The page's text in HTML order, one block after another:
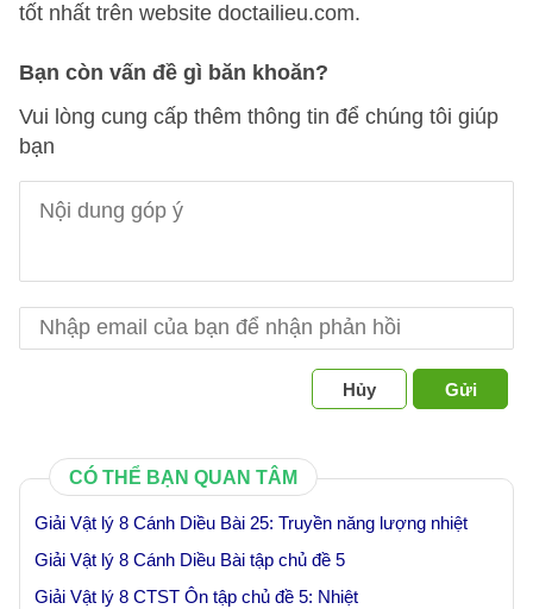
tốt nhất trên website doctailieu.com.
Bạn còn vấn đề gì băn khoăn?
Vui lòng cung cấp thêm thông tin để chúng tôi giúp
bạn
Hủy Gửi
CÓ THỂ BẠN QUAN TÂM
Giải Vật lý 8 Cánh Diều Bài 25: Truyền năng lượng nhiệt
Giải Vật lý 8 Cánh Diều Bài tập chủ đề 5
Giải Vật lý 8 CTST Ôn tập chủ đề 5: Nhiệt